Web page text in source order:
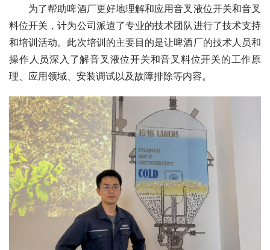
为了帮助啤酒厂更好地理解和应用音叉液位开关和音叉
料位开关，计为公司派遣了专业的技术团队进行了技术支持
和培训活动。此次培训的主要目的是让啤酒厂的技术人员和
操作人员深入了解音叉液位开关和音叉料位开关的工作原
理、应用领域、安装调试以及故障排除等内容。